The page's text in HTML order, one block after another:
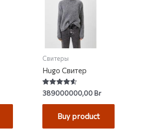
Свитеры
Hugo Свитер
Rated
4.60
out of 5
389000000,00Br
Buy product